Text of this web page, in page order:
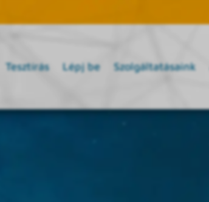
Tesztírás Lépj be Szolgáltatásaink